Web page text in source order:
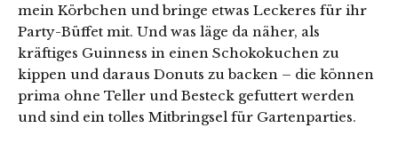
mein Körbchen und bringe etwas Leckeres für ihr
Party-Büffet mit. Und was läge da näher, als
kräftiges Guinness in einen Schokokuchen zu
kippen und daraus Donuts zu backen – die können
prima ohne Teller und Besteck gefuttert werden
und sind ein tolles Mitbringsel für Gartenparties.